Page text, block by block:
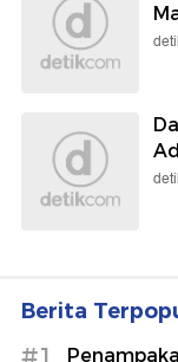
Berita
#1